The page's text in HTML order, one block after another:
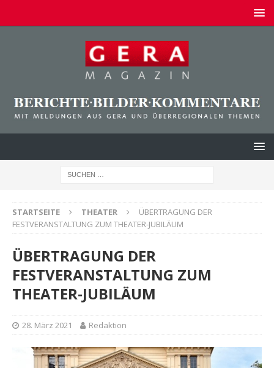
STARTSEITE THEATER
ÜBERTRAGUNG DER
FESTVERANSTALTUNG ZUM THEATER-JUBILÄUM
ÜBERTRAGUNG DER
FESTVERANSTALTUNG ZUM
THEATER-JUBILÄUM
28. März 2021 Redaktion